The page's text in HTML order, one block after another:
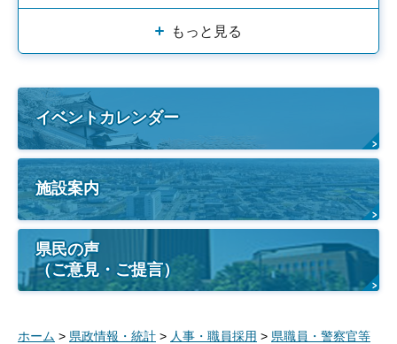
もっと見る
イベントカレンダー
施設案内
県民の声
（ご意見・ご提言）
ホーム > 県政情報・統計 > 人事・職員採用 > 県職員・警察官等